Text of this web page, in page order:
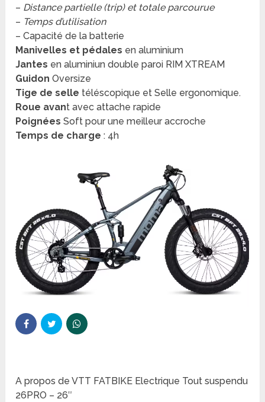
– Distance partielle (trip) et totale parcourue
– Temps d’utilisation
– Capacité de la batterie
Manivelles et pédales en aluminium
Jantes en aluminiun double paroi RIM XTREAM
Guidon Oversize
Tige de selle téléscopique et Selle ergonomique.
Roue avant avec attache rapide
Poignées Soft pour une meilleur accroche
Temps de charge : 4h
A propos de VTT FATBIKE Electrique Tout suspendu
26PRO – 26″